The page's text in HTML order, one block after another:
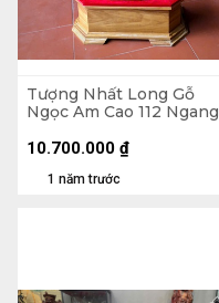
Tượng Nhất Long Gỗ
Ngọc Am Cao 112 Ngang
1 năm trước
10.700.000 ₫